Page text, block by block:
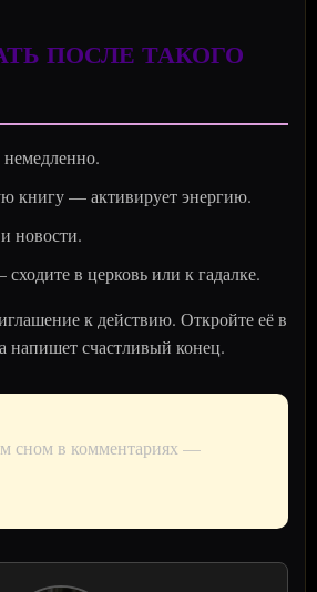
ПОСЛЕ ТАКОГО
книгу — активирует энергию.
новости.
в церковь или к гадалке.
к действию. Откройте её в
напишет счастливый конец.
сном в комментариях —